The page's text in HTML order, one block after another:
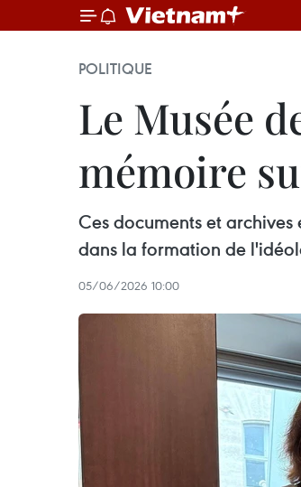
POLITIQUE
Le Musée
mémoire
Ces documents et
dans la formation de
05/06/2026 10:00